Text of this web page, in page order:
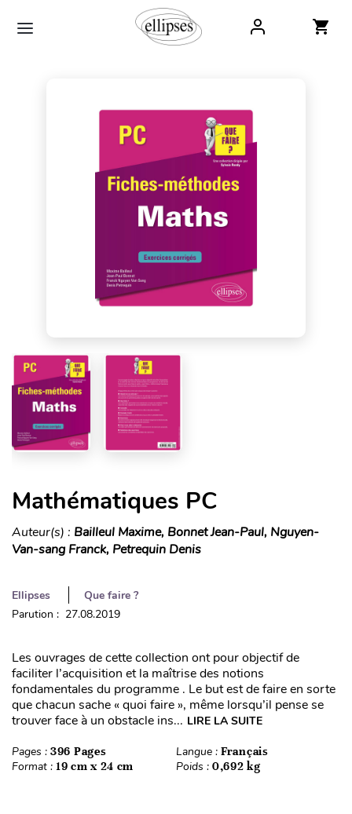
Mathématiques PC
Auteur(s) : Bailleul Maxime, Bonnet Jean-Paul, Nguyen-
Van-sang Franck, Petrequin Denis
Ellipses
Que faire ?
Parution : 27.08.2019
Les ouvrages de cette collection ont pour objectif de
faciliter l’acquisition et la maîtrise des notions
fondamentales du programme . Le but est de faire en sorte
que chacun sache « quoi faire », même lorsqu’il pense se
trouver face à un obstacle ins... LIRE LA SUITE
Pages : 396 Pages Langue : Français
Format : 19 cm x 24 cm Poids : 0,692 kg